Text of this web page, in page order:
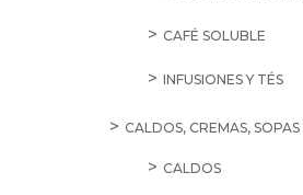
CAFÉ SOLUBLE
INFUSIONES Y TÉS
CALDOS, CREMAS, SOPAS
CALDOS